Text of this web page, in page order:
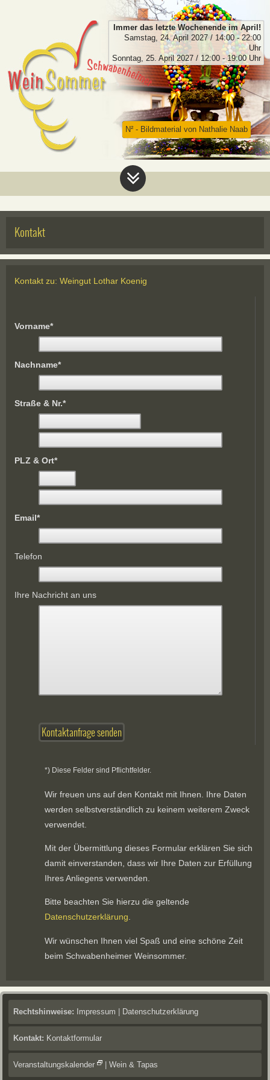
Immer das letzte Wochenende im April!
Samstag, 24. April 2027 / 14:00 - 22:00
Uhr
Sonntag, 25. April 2027 / 12:00 - 19:00 Uhr
N² - Bildmaterial von Nathalie Naab
Kontakt
Kontakt zu: Weingut Lothar Koenig
Vorname
Nachname
Straße & Nr.
PLZ & Ort
Email
Telefon
Ihre Nachricht an uns
*) Diese Felder sind Pflichtfelder.
Wir freuen uns auf den Kontakt mit Ihnen. Ihre Daten
werden selbstverständlich zu keinem weiterem Zweck
verwendet.
Mit der Übermittlung dieses Formular erklären Sie sich
damit einverstanden, dass wir Ihre Daten zur Erfüllung
Ihres Anliegens verwenden.
Bitte beachten Sie hierzu die geltende
Datenschutzerklärung.
Wir wünschen Ihnen viel Spaß und eine schöne Zeit
beim Schwabenheimer Weinsommer.
Rechtshinweise: Impressum Datenschutzerklärung
Kontakt: Kontaktformular
Veranstaltungskalender Wein & Tapas